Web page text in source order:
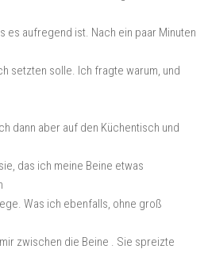
es aufregend ist. Nach ein paar Minuten
setzten solle. Ich fragte warum, und
dann aber auf den Küchentisch und
das ich meine Beine etwas
Was ich ebenfalls, ohne groß
zwischen die Beine . Sie spreizte